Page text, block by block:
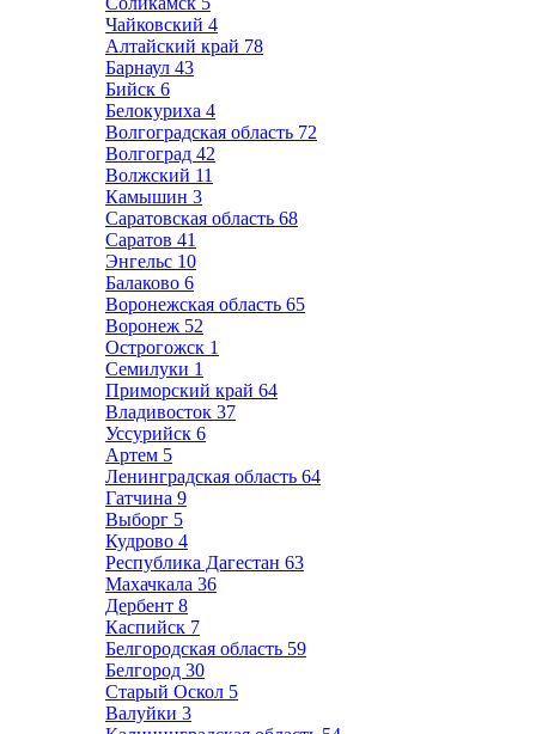
Чайковский 4
Алтайский край 78
Барнаул 43
Бийск 6
Белокуриха 4
Волгоградская область 72
Волгоград 42
Волжский 11
Камышин 3
Саратовская область 68
Саратов 41
Энгельс 10
Балаково 6
Воронежская область 65
Воронеж 52
Острогожск 1
Семилуки 1
Приморский край 64
Владивосток 37
Уссурийск 6
Артем 5
Ленинградская область 64
Гатчина 9
Выборг 5
Кудрово 4
Республика Дагестан 63
Махачкала 36
Дербент 8
Каспийск 7
Белгородская область 59
Белгород 30
Старый Оскол 5
Валуйки 3